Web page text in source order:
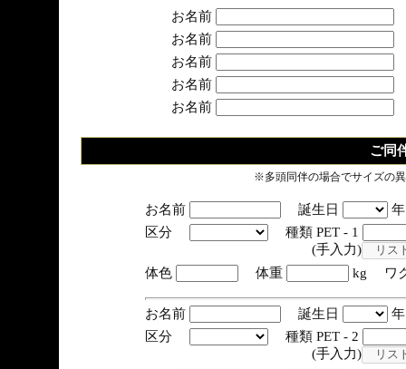
お名前
お名前
お名前
お名前
お名前
ご同
※多頭同伴の場合でサイズの
お名前 誕生日
区分
種類 PET - 1
(手入力)
体色
体重 kg ワ
お名前 誕生日
区分
種類 PET - 2
(手入力)